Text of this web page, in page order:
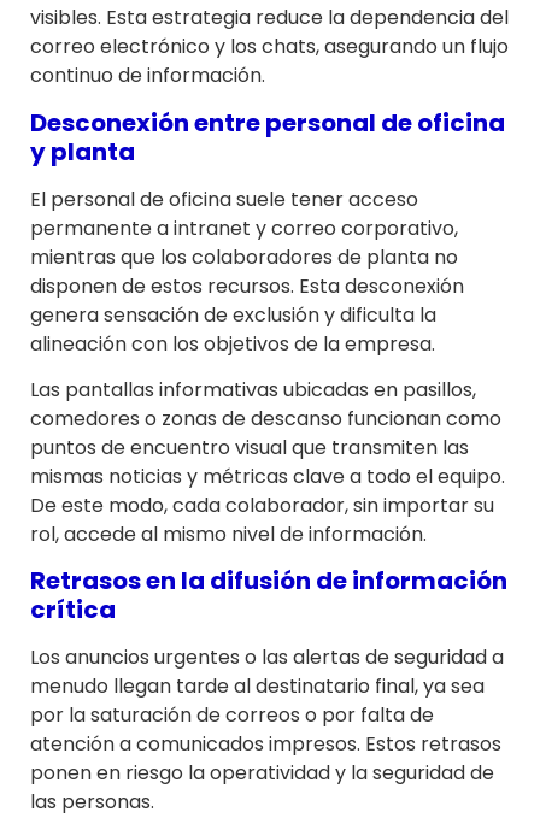
visibles. Esta estrategia reduce la dependencia del
correo electrónico y los chats, asegurando un flujo
continuo de información.
Desconexión entre personal de oficina
y planta
El personal de oficina suele tener acceso
permanente a intranet y correo corporativo,
mientras que los colaboradores de planta no
disponen de estos recursos. Esta desconexión
genera sensación de exclusión y dificulta la
alineación con los objetivos de la empresa.
Las pantallas informativas ubicadas en pasillos,
comedores o zonas de descanso funcionan como
puntos de encuentro visual que transmiten las
mismas noticias y métricas clave a todo el equipo.
De este modo, cada colaborador, sin importar su
rol, accede al mismo nivel de información.
Retrasos en la difusión de información
crítica
Los anuncios urgentes o las alertas de seguridad a
menudo llegan tarde al destinatario final, ya sea
por la saturación de correos o por falta de
atención a comunicados impresos. Estos retrasos
ponen en riesgo la operatividad y la seguridad de
las personas.